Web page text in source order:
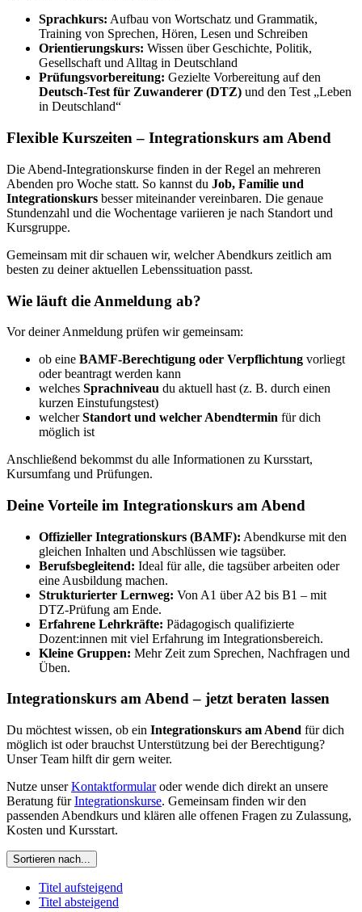
Sprachkurs: Aufbau von Wortschatz und Grammatik,
Training von Sprechen, Hören, Lesen und Schreiben
Orientierungskurs: Wissen über Geschichte, Politik,
Gesellschaft und Alltag in Deutschland
Prüfungsvorbereitung: Gezielte Vorbereitung auf den
Deutsch-Test für Zuwanderer (DTZ) und den Test „Leben
in Deutschland“
Flexible Kurszeiten – Integrationskurs am Abend
Die Abend-Integrationskurse finden in der Regel an mehreren
Abenden pro Woche statt. So kannst du Job, Familie und
Integrationskurs besser miteinander vereinbaren. Die genaue
Stundenzahl und die Wochentage variieren je nach Standort und
Kursgruppe.
Gemeinsam mit dir schauen wir, welcher Abendkurs zeitlich am
besten zu deiner aktuellen Lebenssituation passt.
Wie läuft die Anmeldung ab?
Vor deiner Anmeldung prüfen wir gemeinsam:
ob eine BAMF-Berechtigung oder Verpflichtung vorliegt
oder beantragt werden kann
welches Sprachniveau du aktuell hast (z. B. durch einen
kurzen Einstufungstest)
welcherStandort und welcher Abendtermin für dich
möglich ist
Anschließend bekommst du alle Informationen zu Kursstart,
Kursumfang und Prüfungen.
Deine Vorteile im Integrationskurs am Abend
Offizieller Integrationskurs (BAMF): Abendkurse mit den
gleichen Inhalten und Abschlüssen wie tagsüber.
Berufsbegleitend: Ideal für alle, die tagsüber arbeiten oder
eine Ausbildung machen.
Strukturierter Lernweg: Von A1 über A2 bis B1 – mit
DTZ-Prüfung am Ende.
Erfahrene Lehrkräfte: Pädagogisch qualifizierte
Dozent:innen mit viel Erfahrung im Integrationsbereich.
Kleine Gruppen: Mehr Zeit zum Sprechen, Nachfragen und
Üben.
Integrationskurs am Abend – jetzt beraten lassen
Du möchtest wissen, ob ein Integrationskurs am Abend für dich
möglich ist oder brauchst Unterstützung bei der Berechtigung?
Unser Team hilft dir gern weiter.
Nutze unserKontaktformularoder wende dich direkt an unsere
Beratung fürIntegrationskurse. Gemeinsam finden wir den
passenden Abendkurs und klären alle offenen Fragen zu Zulassung,
Kosten und Kursstart.
Sortieren nach...
Titel aufsteigend
Titel absteigend